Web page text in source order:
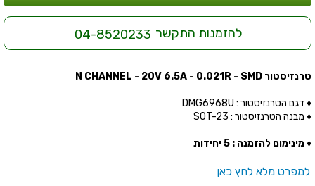
להזמנות התקשר 04-8520233
טרנזיסטור N CHANNEL - 20V 6.5A - 0.021R - SMD
♦ דגם הטרנזיסטור : DMG6968U
♦ מבנה הטרנזיסטור : SOT-23
♦מינימום להזמנה : 5 יחידות
למפרט מלא לחץ כאן